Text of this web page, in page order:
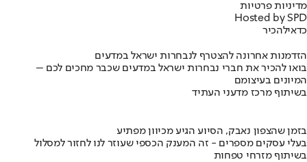
מדיניות פרטיות
Hosted by SPD
כדאילהכיר
הזדמנות אחרונה להצטרף לנבחרות ישראל במדעים
בואו להכיר את חברי נבחרות ישראל במדעים שכבר מחכים לכם –
המיונים בעיצומם
בשיתוף מרכז מדעני העתיד
בזמן שהצפון נאבק, הסיוע הגיע מכיוון מפתיע
בעלי עסקים מספרים - זה המענק הכספי שעוזר לנו לחזור למסלול
בשיתוף מזרחי טפחות